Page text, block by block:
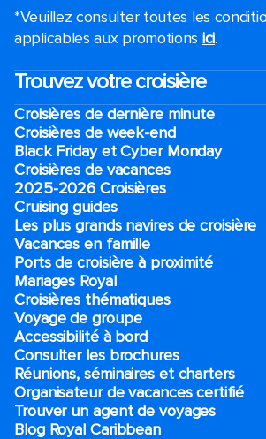
*Veuillez consulter toutes les
applicables aux promotions ici.
Trouvez votre croisière
Croisières de dernière minute
Croisières de week-end
Black Friday et Cyber Monday
Croisières de vacances
2025-2026 Croisières
Cruising guides
Les plus grands navires de croisière
Vacances en famille
Ports de croisière à proximité
Mariages Royal
Croisières thématiques
Voyage de groupe​
Accessibilité à bord​
Consulter les brochures
Réunions, séminaires et charters
Organisateur de vacances certifié
Trouver un agent de voyages
Blog Royal Caribbean